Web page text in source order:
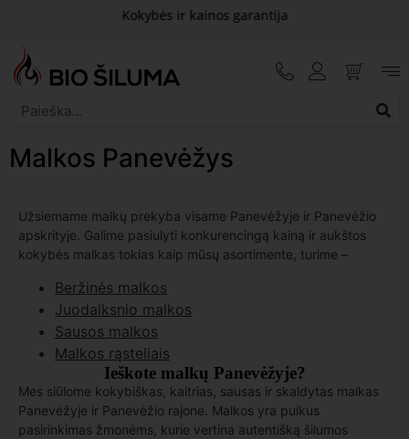
Kokybės ir kainos garantija
Malkos Panevėžys
Užsiemame malkų prekyba visame Panevėžyje ir Panevėžio
apskrityje. Galime pasiulyti konkurencingą kainą ir aukštos
kokybės malkas tokias kaip mūsų asortimente, turime –
Beržinės malkos
Juodalksnio malkos
Sausos malkos
Malkos rąsteliais
Ieškote malkų Panevėžyje?
Mes siūlome kokybiškas, kaitrias, sausas ir skaldytas malkas
Panevėžyje ir Panevėžio rajone. Malkos yra puikus
pasirinkimas žmonėms, kurie vertina autentišką šilumos